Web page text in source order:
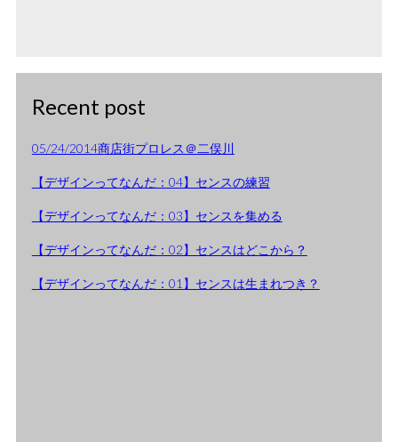
Recent post
05/24/2014商店街プロレス＠二俣川
【デザインってなんだ：04】センスの練習
【デザインってなんだ：03】センスを集める
【デザインってなんだ：02】センスはどこから？
【デザインってなんだ：01】センスは生まれつき？